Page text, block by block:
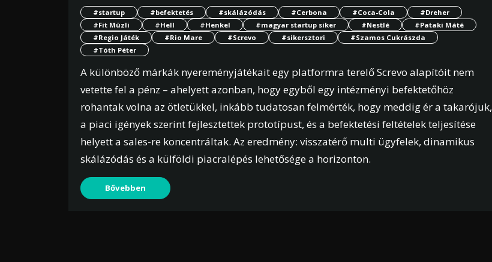
#startup #befektetés #skálázódás #Cerbona #Coca-Cola
#Dreher
#Fit Müzli
#Hell #Henkel #magyar startup siker #Nestlé
#Pataki Máté
#Regio Játék
#Rio Mare #Screvo #sikersztori
#Szamos Cukrászda
#Tóth Péter
A különböző márkák nyereményjátékait egy platformra terelő Screvo alapítóit nem
vetette fel a pénz – ahelyett azonban, hogy egyből egy intézményi befektetőhöz
rohantak volna az ötletükkel, inkább tudatosan felmérték, hogy meddig ér a takarójuk,
a piaci igények szerint fejlesztettek prototípust, és a befektetési feltételek teljesítése
helyett a sales-re koncentráltak. Az eredmény: visszatérő multi ügyfelek, dinamikus
skálázódás és a külföldi piacralépés lehetősége a horizonton.
Bővebben